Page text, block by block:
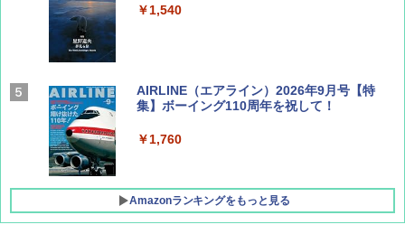
￥1,540
AIRLINE（エアライン）2026年9月号【特
集】ボーイング110周年を祝して！
￥1,760
Amazonランキングをもっと見る